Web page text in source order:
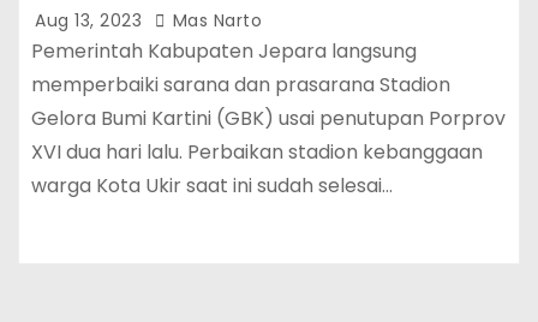
Aug 13, 2023 Mas Narto
Pemerintah Kabupaten Jepara langsung
memperbaiki sarana dan prasarana Stadion
Gelora Bumi Kartini (GBK) usai penutupan Porprov
XVI dua hari lalu. Perbaikan stadion kebanggaan
warga Kota Ukir saat ini sudah selesai…